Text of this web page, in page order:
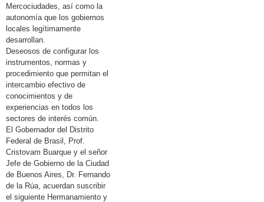
Mercociudades, así como la
autonomía que los gobiernos
locales legítimamente
desarrollan.
Deseosos de configurar los
instrumentos, normas y
procedimiento que permitan el
intercambio efectivo de
conocimientos y de
experiencias en todos los
sectores de interés común.
El Gobernador del Distrito
Federal de Brasil, Prof.
Cristovam Buarque y el señor
Jefe de Gobierno de la Ciudad
de Buenos Aires, Dr. Fernando
de la Rúa, acuerdan suscribir
el siguiente Hermanamiento y